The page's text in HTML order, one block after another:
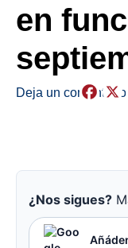
en
Deja un comentario
¿Nos sigues?